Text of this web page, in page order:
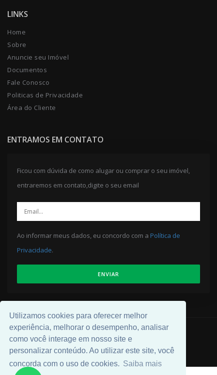
Utilizamos cookies para oferecer melhor
experiência, melhorar o desempenho, analisar
como você interage em nosso site e
personalizar conteúdo. Ao utilizar este site, você
concorda com o uso de cookies. Saiba mais
LINKS
Home
Sobre
Anuncie seu Imóvel
Documentos
Fale Conosco
Politicas de Privacidade
Área do Cliente
ENTRAMOS EM CONTATO
Ficou com dúvida de como alugar ou comprar o seu imóvel,
entraremos em contato,digite o seu email
Ao informar meus dados, eu concordo com a Política de
Privacidade.
ENVIAR
© 2026 Desenvolvido porUniversal Software